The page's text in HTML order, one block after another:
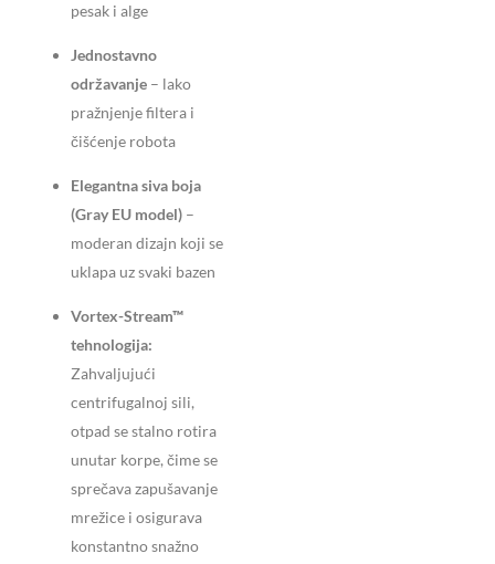
pesak i alge
Jednostavno
održavanje – lako
pražnjenje filtera i
čišćenje robota
Elegantna siva boja
(Gray EU model) –
moderan dizajn koji se
uklapa uz svaki bazen
Vortex-Stream™
tehnologija:
Zahvaljujući
centrifugalnoj sili,
otpad se stalno rotira
unutar korpe, čime se
sprečava zapušavanje
mrežice i osigurava
konstantno snažno